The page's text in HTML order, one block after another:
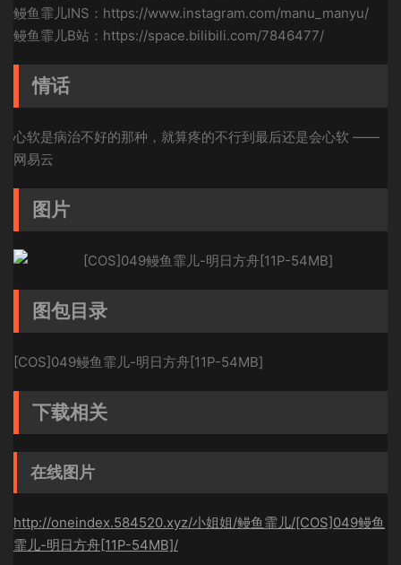
鳗鱼霏儿INS：https://www.instagram.com/manu_manyu/
鳗鱼霏儿B站：https://space.bilibili.com/7846477/
情话
心软是病治不好的那种，就算疼的不行到最后还是会心软 ——
网易云
图片
图包目录
[COS]049鳗鱼霏儿-明日方舟[11P-54MB]
下载相关
在线图片
http://oneindex.584520.xyz/小姐姐/鳗鱼霏儿/[COS]049鳗鱼
霏儿-明日方舟[11P-54MB]/